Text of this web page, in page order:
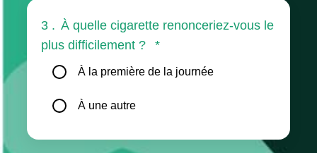
3 . À quelle cigarette renonceriez-vous le
plus difficilement ?
*
À la première de la journée
À une autre